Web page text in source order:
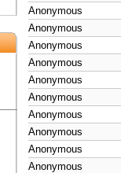
Anonymous
Anonymous
Anonymous
Anonymous
Anonymous
Anonymous
Anonymous
Anonymous
Anonymous
Anonymous